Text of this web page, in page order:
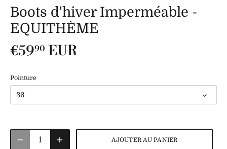
Boots d'hiver Imperméable -
EQUITHÈME
€5990 EUR
Pointure
36
AJOUTER AU PANIER